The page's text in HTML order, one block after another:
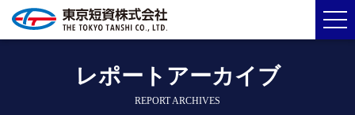
レポートアーカイブ
REPORT ARCHIVES